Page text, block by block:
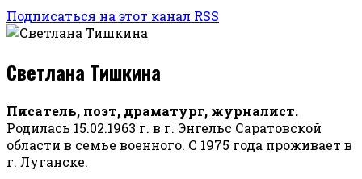
Подписаться на этот канал RSS
Светлана Тишкина
Писатель, поэт, драматург, журналист.
Родилась 15.02.1963 г. в г. Энгельс Саратовской
области в семье военного. С 1975 года проживает в
г. Луганске.